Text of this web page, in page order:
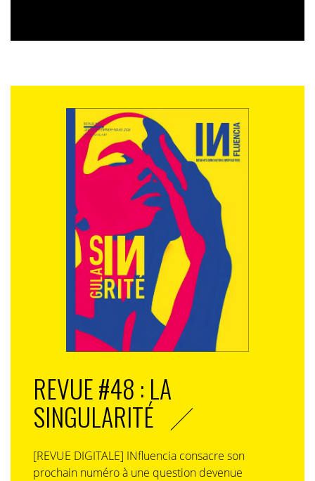
REVUE #48 : LA
SINGULARITÉ
[REVUE DIGITALE] INfluencia consacre son
prochain numéro à une question devenue